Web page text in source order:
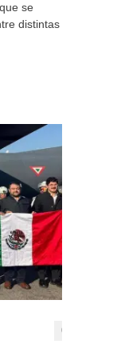
se
distintas
0